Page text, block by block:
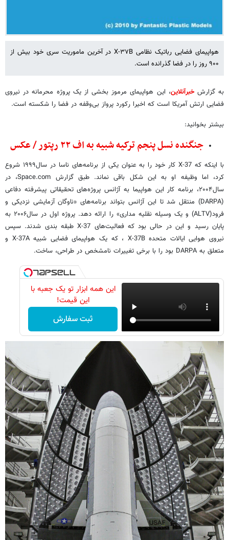
هواپیمای فضایی رباتیک نظامی X-۳۷B در آخرین ماموریت سری خود بیش از
۹۰۰ روز را در فضا گذرانده است.
به گزارشخبرآنلاین، این هواپیمای مرموز بخشی از یک پروژه محرمانه در نیروی
فضایی ارتش آمریکا است که اخیرا رکورد پرواز بی‌وقفه در فضا را شکسته است.
بیشتر بخوانید:
جنگنده نسل پنجم ترکیه شبیه به اف ۲۲ رپتور / عکس
با اینکه که X-37 کار خود را به عنوان یکی از برنامه‌های ناسا در سال۱۹۹۹ شروع
کرد، اما وظیفه او به این شکل باقی نماند. طبق گزارش Space.com، در
سال۲۰۰۴، برنامه کار این هواپیما به آژانس پروژه‌های تحقیقاتی پیشرفته دفاعی
(DARPA) منتقل شد تا این آژانس بتواند برنامه‌های «ناوگان آزمایشی نزدیکی و
فرود(ALTV) و یک وسیله نقلیه مداری» را ارائه دهد. پروژه اول در سال۲۰۰۶ به
پایان رسید و این در حالی بود که فعالیت‌های X-37 طبقه بندی شدند. سپس
نیروی هوایی ایالات متحده X-37B ، که یک هواپیمای فضایی شبیه X-37A و
متعلق به DARPA بود را با برخی تغییرات نامشخص در طراحی، ساخت.
این همه ابزار تو یک جعبه با
این قیمت!
ثبت سفارش